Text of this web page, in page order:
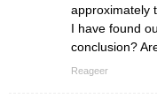
approximately
I have found
conclusion?
Reageer